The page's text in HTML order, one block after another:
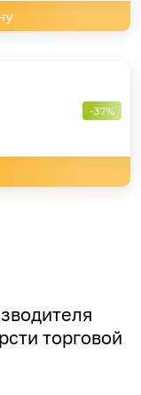
-37%
торговой